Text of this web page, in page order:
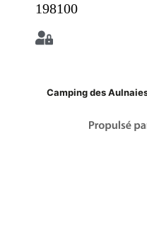
198100
Camping des